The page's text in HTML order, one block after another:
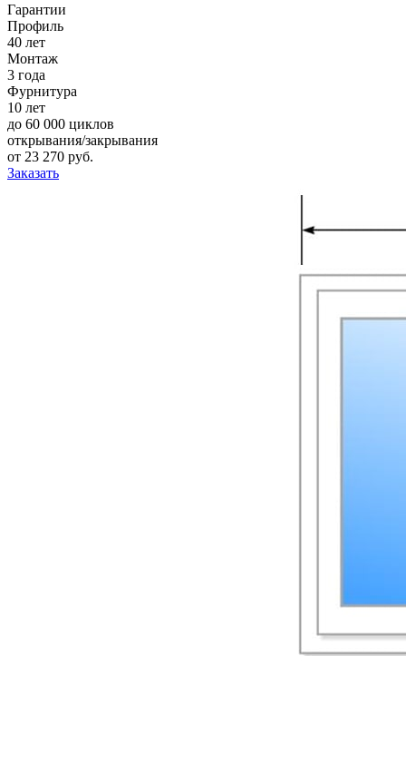
Гарантии
Профиль
40 лет
Монтаж
3 года
Фурнитура
10 лет
до 60 000 циклов
открывания/закрывания
от 23 270 pуб.
Заказать